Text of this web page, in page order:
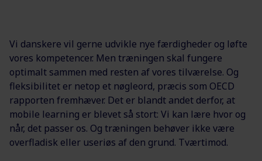
Vi danskere vil gerne udvikle nye færdigheder og løfte
vores kompetencer. Men træningen skal fungere
optimalt sammen med resten af vores tilværelse. Og
fleksibilitet er netop et nøgleord, præcis som OECD
rapporten fremhæver. Det er blandt andet derfor, at
mobile learning er blevet så stort: Vi kan lære hvor og
når, det passer os. Og træningen behøver ikke være
overfladisk eller useriøs af den grund. Tværtimod.